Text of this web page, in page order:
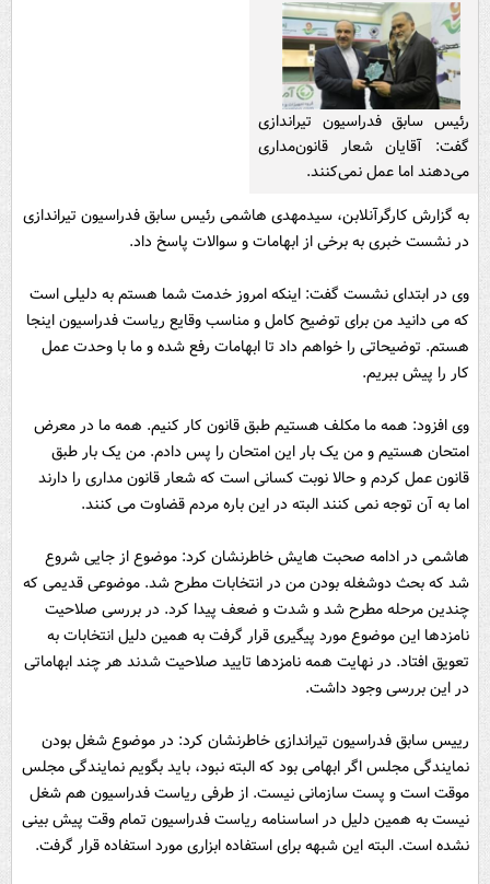
رئیس سابق فدراسیون تیراندازی
گفت: آقایان شعار قانون‌مداری
می‌دهند اما عمل نمی‌کنند.
به گزارش کارگرآنلابن، سیدمهدی هاشمی رئیس سابق فدراسیون تیراندازی
در نشست خبری به برخی از ابهامات و سوالات پاسخ داد.
وی در ابتدای نشست گفت: اینکه امروز خدمت شما هستم به دلیلی است
که می دانید من برای توضیح کامل و مناسب وقایع ریاست فدراسیون اینجا
هستم. توضیحاتی را خواهم داد تا ابهامات رفع شده و ما با وحدت عمل
کار را پیش ببریم.
وی افزود: همه ما مکلف هستیم طبق قانون کار کنیم. همه ما در معرض
امتحان هستیم و من یک بار این امتحان را پس دادم. من یک بار طبق
قانون عمل کردم و حالا نوبت کسانی است که شعار قانون مداری را دارند
اما به آن توجه نمی کنند البته در این باره مردم قضاوت می کنند.
هاشمی در ادامه صحبت هایش خاطرنشان کرد: موضوع از جایی شروع
شد که بحث دوشغله بودن من در انتخابات مطرح شد. موضوعی قدیمی که
چندین مرحله مطرح شد و شدت و ضعف پیدا کرد. در بررسی صلاحیت
نامزدها این موضوع مورد پیگیری قرار گرفت به همین دلیل انتخابات به
تعویق افتاد. در نهایت همه نامزدها تایید صلاحیت شدند هر چند ابهاماتی
در این بررسی وجود داشت.
رییس سابق فدراسیون تیراندازی خاطرنشان کرد: در موضوع شغل بودن
نمایندگی مجلس اگر ابهامی بود که البته نبود، باید بگویم نمایندگی مجلس
موقت است و پست سازمانی نیست. از طرفی ریاست فدراسیون هم شغل
نیست به همین دلیل در اساسنامه ریاست فدراسیون تمام وقت پیش بینی
نشده است. البته این شبهه برای استفاده ابزاری مورد استفاده قرار گرفت.